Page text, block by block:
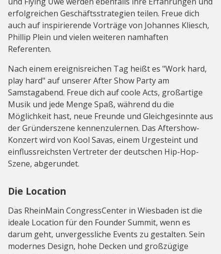
erfolgreichen Geschäftsstrategien teilen. Freue dich
auch auf inspirierende Vorträge von Johannes Kliesch,
Phillip Plein und vielen weiteren namhaften
Referenten.
Nach einem ereignisreichen Tag heißt es "Work hard,
play hard" auf unserer After Show Party am
Samstagabend. Freue dich auf coole Acts, großartige
Musik und jede Menge Spaß, während du die
Möglichkeit hast, neue Freunde und Gleichgesinnte aus
der Gründerszene kennenzulernen. Das Aftershow-
Konzert wird von Kool Savas, einem Urgesteint und
einflussreichsten Vertreter der deutschen Hip-Hop-
Szene, abgerundet.
Die Location
Das RheinMain CongressCenter in Wiesbaden ist die
ideale Location für den Founder Summit, wenn es
darum geht, unvergessliche Events zu gestalten. Sein
modernes Design, hohe Decken und großzügige